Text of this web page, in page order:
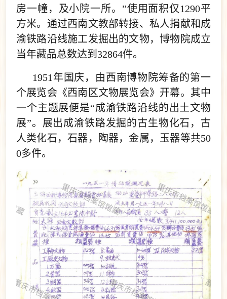
房一幢，及小院一所。”使用面积仅1290平
方米。通过西南文教部转接、私人捐献和成
渝铁路沿线施工发掘出的文物，博物院成立
当年藏品总数达到32864件。
1951年国庆，由西南博物院筹备的第一
个展览会《西南区文物展览会》开幕。其中
一个主题展便是“成渝铁路沿线的出土文物
展”。展出成渝铁路发掘的古生物化石，古
人类化石，石器，陶器，金属，玉器等共50
0多件。